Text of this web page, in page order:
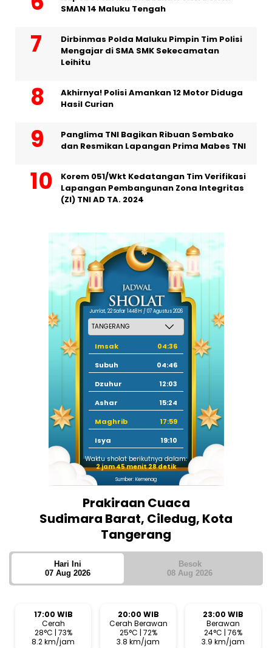
SMAN 14 Maluku Tengah
Dirbinmas Polda Maluku Pimpin Tim Polisi
Mengajar di SMA SMK Sekecamatan
Leihitu
Akhirnya! Polisi Amankan 12 Motor Diduga
Hasil Curian
Panglima TNI Bagikan Ribuan Sembako
dan Resmikan Lapangan Prima Mabes TNI
Korem 051/Wkt Kedatangan Tim Verifikasi
Lapangan Pembangunan Zona Integritas
(ZI) TNI AD TA. 2024
Jum'at, 22 Safar 1448 H / 07 Agustus 2026
Imsak
04:36
Subuh
04:46
Dzuhur
12:03
Ashar
15:24
Maghrib
17:59
Isya
19:10
Waktu sholat berikutnya dalam:
2 jam 45 menit 28 detik
Sumber: Kemenag
Prakiraan Cuaca
Sudimara Barat, Ciledug, Kota
Tangerang
Hari Ini
07 Aug 2026
Besok
08 Aug 2026
17:00 WIB
Cerah
28°C | 73%
8.2 km/jam
20:00 WIB
Cerah Berawan
25°C | 72%
3.8 km/jam
23:00 WIB
Berawan
24°C | 76%
3.9 km/jam